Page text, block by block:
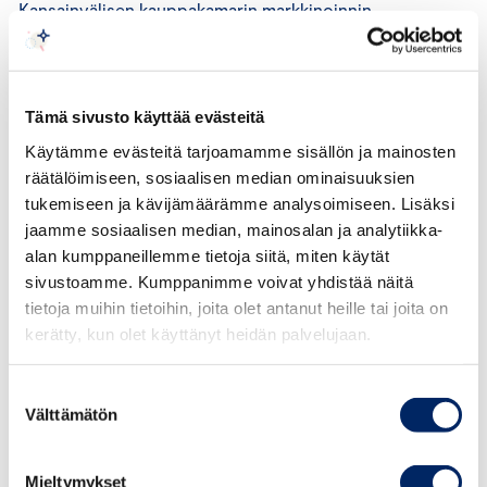
Tämä sivusto käyttää evästeitä
Käytämme evästeitä tarjoamamme sisällön ja mainosten
räätälöimiseen, sosiaalisen median ominaisuuksien
tukemiseen ja kävijämäärämme analysoimiseen. Lisäksi
jaamme sosiaalisen median, mainosalan ja analytiikka-
alan kumppaneillemme tietoja siitä, miten käytät
sivustoamme. Kumppanimme voivat yhdistää näitä
tietoja muihin tietoihin, joita olet antanut heille tai joita on
kerätty, kun olet käyttänyt heidän palvelujaan.
valinta
Välttämätön
Mieltymykset
Kansainvälisen kauppakamarin markkinoinnin
perussääntöjen (ICC:n säännöt) 9 artiklan mukaan
markkinoinnin tulee olla esitystavasta ja
tunnistettavissa markkinoinniksi. Jos mainos esitetään
mainosvälineessä, joka sisältää uutisia tai muuta
toimituksellista aineistoa, mainos tulee esittää siten, että
se voidaan tunnistaa mainokseksi. Markkinoinnista tulee
selkeästi käydä ilmi, kenen lukuun markkinointi
toteutetaan.
Kuluttajia ei tule johtaa harhaan markkinoinnin todellisen
kaupallisen tarkoituksen osalta. Markkinointia ei tule
kuluttajatutkimuksena, käyttäjän omaehtoisena
kertomuksena, yksityisenä blogina eikä itsenäisenä
arvosteluna, jos toimenpiteen tarkoituksena on tuotteen